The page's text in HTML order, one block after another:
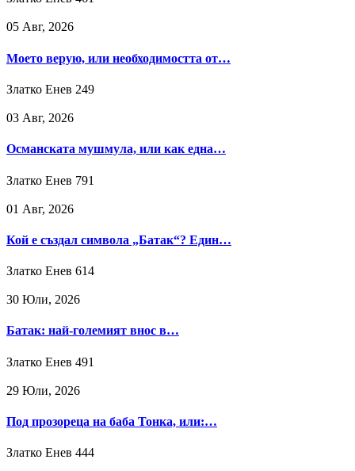
05 Авг, 2026
Моето верую, или необходимостта от…
Златко Енев 249
03 Авг, 2026
Османската мушмула, или как една…
Златко Енев 791
01 Авг, 2026
Кой е създал символа „Батак“? Един…
Златко Енев 614
30 Юли, 2026
Батак: най-големият внос в…
Златко Енев 491
29 Юли, 2026
Под прозореца на баба Тонка, или:…
Златко Енев 444